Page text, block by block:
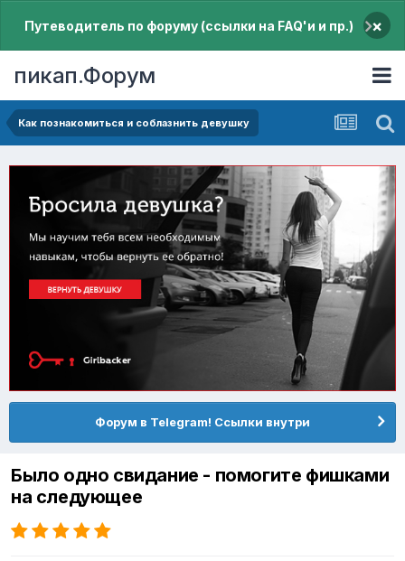
Путеводитель по форуму (ссылки на FAQ'и и пр.) ×
пикап.Форум
Как познакомиться и соблазнить девушку
Форум в Telegram! Ссылки внутри
Было одно свидание - помогите фишками
на следующее